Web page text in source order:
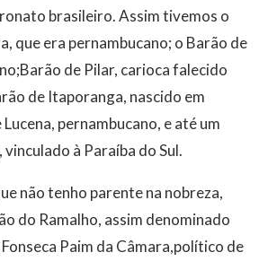
brasileiro. Assim tivemos o
que era pernambucano; o Barão de
de Pilar, carioca falecido
de Itaporanga, nascido em
pernambucano, e até um
à Paraíba do Sul.
não tenho parente na nobreza,
do Ramalho, assim denominado
Paim da Câmara,político de